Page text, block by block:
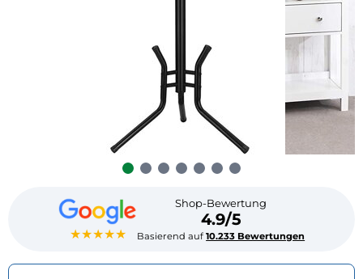
★★★★★
Shop-Bewertung
4.9/5
Basierend auf10.233 Bewertungen